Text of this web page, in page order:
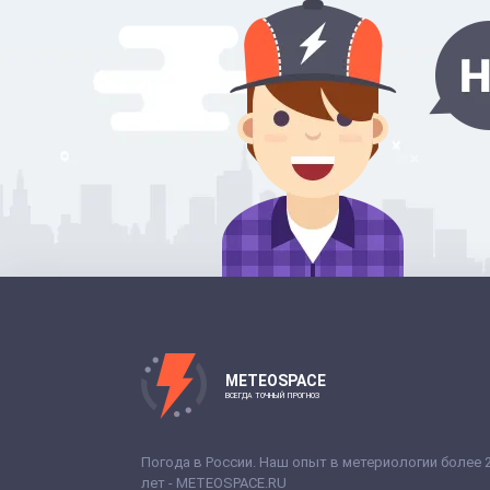
METEOSPACE
ВСЕГДА ТОЧНЫЙ ПРОГНОЗ
Погода в России. Наш опыт в метериологии более
лет - METEOSPACE.RU